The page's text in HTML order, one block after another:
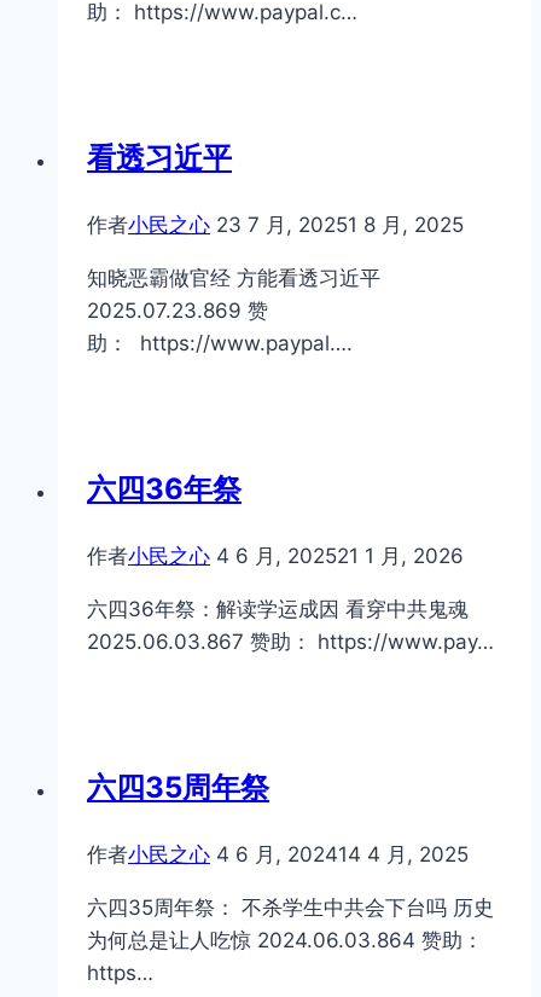
助： https://www.paypal.c…
看透习近平
作者小民之心 23 7 月, 20251 8 月, 2025
知晓恶霸做官经 方能看透习近平
2025.07.23.869 赞
助： https://www.paypal….
六四36年祭
作者小民之心 4 6 月, 202521 1 月, 2026
六四36年祭：解读学运成因 看穿中共鬼魂
2025.06.03.867 赞助： https://www.pay…
六四35周年祭
作者小民之心 4 6 月, 202414 4 月, 2025
六四35周年祭： 不杀学生中共会下台吗 历史
为何总是让人吃惊 2024.06.03.864 赞助：
https…